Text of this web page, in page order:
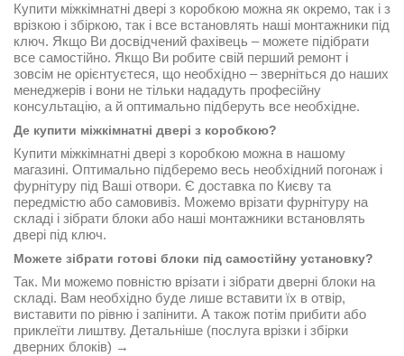
Купити міжкімнатні двері з коробкою можна як окремо, так і з
врізкою і збіркою, так і все встановлять наші монтажники під
ключ. Якщо Ви досвідчений фахівець – можете підібрати
все самостійно. Якщо Ви робите свій перший ремонт і
зовсім не орієнтуєтеся, що необхідно – зверніться до наших
менеджерів і вони не тільки нададуть професійну
консультацію, а й оптимально підберуть все необхідне.
Де купити міжкімнатні двері з коробкою?
Купити міжкімнатні двері з коробкою можна в нашому
магазині. Оптимально підберемо весь необхідний погонаж і
фурнітуру під Ваші отвори. Є доставка по Києву та
передмістю або самовивіз. Можемо врізати фурнітуру на
складі і зібрати блоки або наші монтажники встановлять
двері під ключ.
Можете зібрати готові блоки під самостійну установку?
Так. Ми можемо повністю врізати і зібрати дверні блоки на
складі. Вам необхідно буде лише вставити їх в отвір,
виставити по рівню і запінити. А також потім прибити або
приклеїти лиштву. Детальніше (послуга врізки і збірки
дверних блоків) →